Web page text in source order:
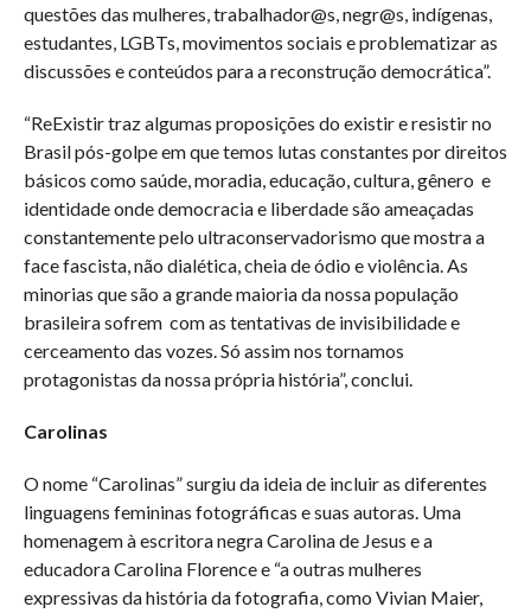
questões das mulheres, trabalhador@s, negr@s, indígenas,
estudantes, LGBTs, movimentos sociais e problematizar as
discussões e conteúdos para a reconstrução democrática”.
“ReExistir traz algumas proposições do existir e resistir no
Brasil pós-golpe em que temos lutas constantes por direitos
básicos como saúde, moradia, educação, cultura, gênero e
identidade onde democracia e liberdade são ameaçadas
constantemente pelo ultraconservadorismo que mostra a
face fascista, não dialética, cheia de ódio e violência. As
minorias que são a grande maioria da nossa população
brasileira sofrem com as tentativas de invisibilidade e
cerceamento das vozes. Só assim nos tornamos
protagonistas da nossa própria história”, conclui.
Carolinas
O nome “Carolinas” surgiu da ideia de incluir as diferentes
linguagens femininas fotográficas e suas autoras. Uma
homenagem à escritora negra Carolina de Jesus e a
educadora Carolina Florence e “a outras mulheres
expressivas da história da fotografia, como Vivian Maier,